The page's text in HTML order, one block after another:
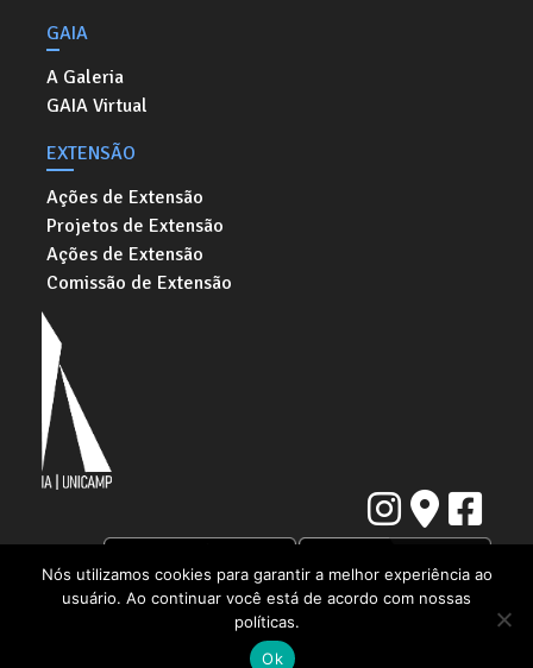
GAIA
A Galeria
GAIA Virtual
EXTENSÃO
Ações de Extensão
Projetos de Extensão
Ações de Extensão
Comissão de Extensão
Instituto de Artes da Universidade Estadual de Campinas
Rua Elis Regina, 50. Cidade Universitária "Zeferino Vaz" | Barão Geraldo,
Campinas - SP | CEP: 13083-854
Nós utilizamos cookies para garantir a melhor experiência ao
usuário. Ao continuar você está de acordo com nossas
políticas.
Ok